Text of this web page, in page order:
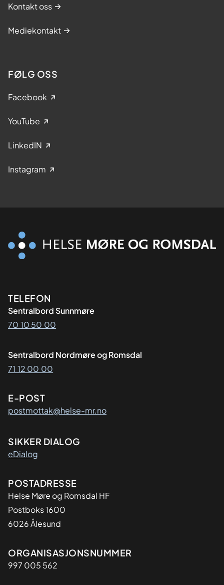
Kontakt oss
Mediekontakt
FØLG OSS
Facebook
YouTube
LinkedIN
Instagram
Kontaktinformasjon
TELEFON
Sentralbord Sunnmøre
70 10 50 00
Sentralbord Nordmøre og Romsdal
71 12 00 00
E-POST
postmottak@helse-mr.no
SIKKER DIALOG
eDialog
Adresse
POSTADRESSE
Helse Møre og Romsdal HF
Postboks 1600
6026 Ålesund
Organisasjon
ORGANISASJONSNUMMER
997 005 562